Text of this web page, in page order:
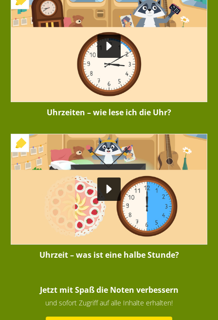
Uhrzeiten – wie lese ich die Uhr?
+ INTERAKTIVE ÜBUNG
Uhrzeit – was ist eine halbe Stunde?
Jetzt mit Spaß die Noten verbessern
und sofort Zugriff auf alle Inhalte erhalten!